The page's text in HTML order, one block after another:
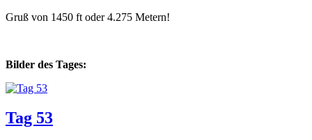
Gruß von 1450 ft oder 4.275 Metern!
Bilder des Tages:
Tag 53